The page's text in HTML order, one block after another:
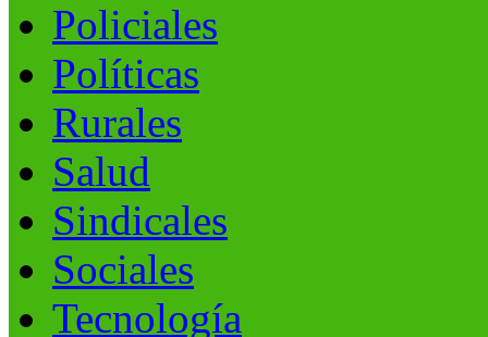
Policiales
Políticas
Rurales
Salud
Sindicales
Sociales
Tecnología